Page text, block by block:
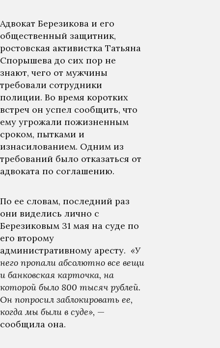
Адвокат Березикова и его
общественный защитник,
ростовская активистка Татьяна
Спорышева до сих пор не
знают, чего от мужчины
требовали сотрудники
полиции. Во время коротких
встреч он успел сообщить, что
ему угрожали пожизненным
сроком, пытками и
изнасилованием. Одним из
требований было отказаться от
адвоката по соглашению.
По ее словам, последний раз
они виделись лично с
Березиковым 31 мая на суде по
его второму
административному аресту. «У
него пропали абсолютно все вещи
и банковская карточка, на
которой было 800 тысяч рублей.
Он попросил заблокировать ее,
когда мы были в суде», —
сообщила она.